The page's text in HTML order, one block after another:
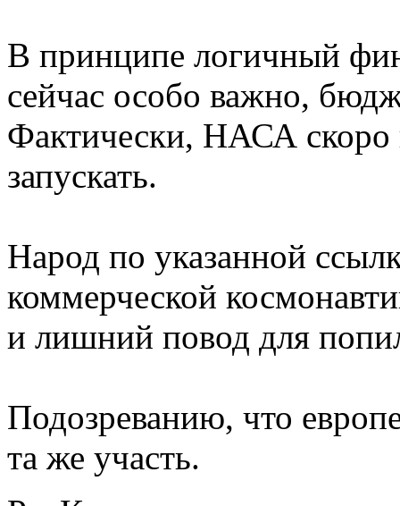
В принципе логичный
сейчас особо важно,
Фактически, НАСА скоро
запускать.
Народ по указанной
коммерческой
и лишний повод для
Подозреванию, что
та же участь.